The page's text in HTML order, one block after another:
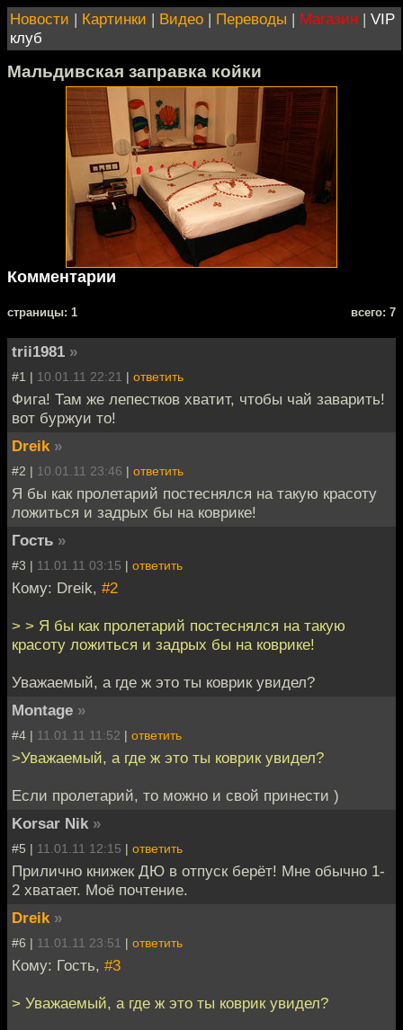
Новости | Картинки | Видео | Переводы | Магазин | VIP
клуб
Мальдивская заправка койки
Комментарии
cтраницы: 1 всего: 7
trii1981 »
#1 | 10.01.11 22:21 | ответить
Фига! Там же лепестков хватит, чтобы чай заварить!
вот буржуи то!
Dreik »
#2 | 10.01.11 23:46 | ответить
Я бы как пролетарий постеснялся на такую красоту
ложиться и задрых бы на коврике!
Гость »
#3 | 11.01.11 03:15 | ответить
Кому: Dreik, #2
> > Я бы как пролетарий постеснялся на такую
красоту ложиться и задрых бы на коврике!
Уважаемый, а где ж это ты коврик увидел?
Montage »
#4 | 11.01.11 11:52 | ответить
>Уважаемый, а где ж это ты коврик увидел?
Если пролетарий, то можно и свой принести )
Korsar Nik »
#5 | 11.01.11 12:15 | ответить
Прилично книжек ДЮ в отпуск берёт! Мне обычно 1-
2 хватает. Моё почтение.
Dreik »
#6 | 11.01.11 23:51 | ответить
Кому: Гость, #3
> Уважаемый, а где ж это ты коврик увидел?